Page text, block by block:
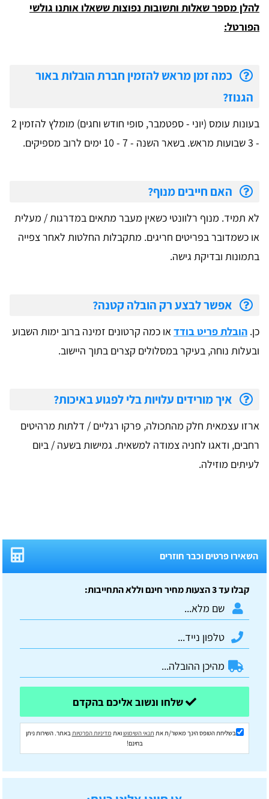
להלן מספר שאלות ותשובות נפוצות ששאלו אותנו גולשי
הפורטל:
כמה זמן מראש להזמין חברת הובלות באור
הגנוז?
בעונות עומס (יוני - ספטמבר, סופי חודש וחגים) מומלץ להזמין 2
- 3 שבועות מראש. בשאר השנה - 7 - 10 ימים לרוב מספיקים.
האם חייבים מנוף?
לא תמיד. מנוף רלוונטי כשאין מעבר מתאים במדרגות / מעלית
או כשמדובר בפריטים חריגים. מתקבלות החלטות לאחר צפייה
בתמונות ובדיקת גישה.
אפשר לבצע רק הובלה קטנה?
כן. הובלת פריט בודדאו כמה קרטונים זמינה ברוב ימות השבוע
ובעלות נוחה, בעיקר במסלולים קצרים בתוך היישוב.
איך מורידים עלויות בלי לפגוע באיכות?
ארזו עצמאית חלק מהתכולה, פרקו רגליים / דלתות מרהיטים
רחבים, ודאגו לחניה צמודה למשאית. גמישות בשעה / ביום
לעיתים מוזילה.
השאירו פרטים וכבר חוזרים
קבלו עד 3 הצעות מחיר חינם וללא התחייבות:
בשליחת הטופס הינך מאשר/ת את תנאי השימושואת מדיניות הפרטיותבאתר. השירות ניתן
בחינם!